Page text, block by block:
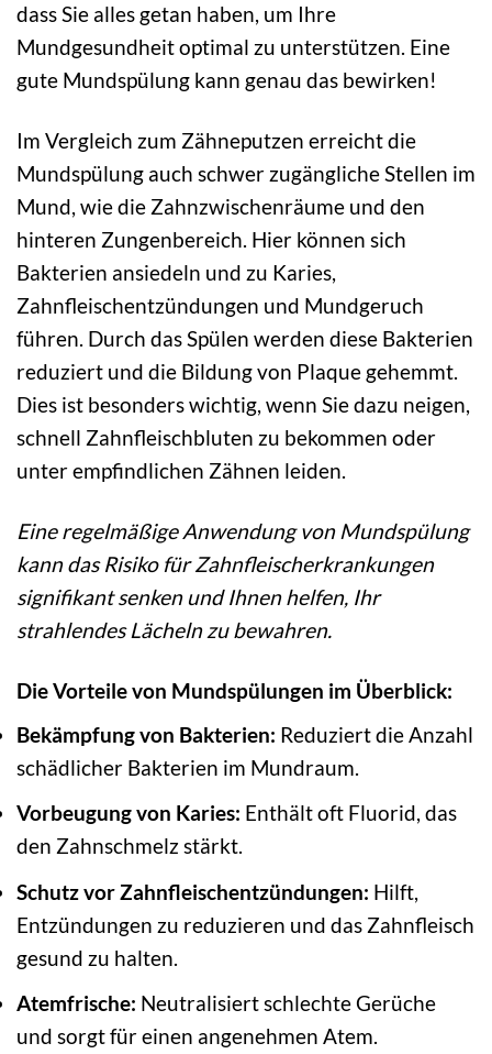
dass Sie alles getan haben, um Ihre
Mundgesundheit optimal zu unterstützen. Eine
gute Mundspülung kann genau das bewirken!
Im Vergleich zum Zähneputzen erreicht die
Mundspülung auch schwer zugängliche Stellen im
Mund, wie die Zahnzwischenräume und den
hinteren Zungenbereich. Hier können sich
Bakterien ansiedeln und zu Karies,
Zahnfleischentzündungen und Mundgeruch
führen. Durch das Spülen werden diese Bakterien
reduziert und die Bildung von Plaque gehemmt.
Dies ist besonders wichtig, wenn Sie dazu neigen,
schnell Zahnfleischbluten zu bekommen oder
unter empfindlichen Zähnen leiden.
Eine regelmäßige Anwendung von Mundspülung
kann das Risiko für Zahnfleischerkrankungen
signifikant senken und Ihnen helfen, Ihr
strahlendes Lächeln zu bewahren.
Die Vorteile von Mundspülungen im Überblick:
Bekämpfung von Bakterien: Reduziert die Anzahl
schädlicher Bakterien im Mundraum.
Vorbeugung von Karies: Enthält oft Fluorid, das
den Zahnschmelz stärkt.
Schutz vor Zahnfleischentzündungen: Hilft,
Entzündungen zu reduzieren und das Zahnfleisch
gesund zu halten.
Atemfrische: Neutralisiert schlechte Gerüche
und sorgt für einen angenehmen Atem.